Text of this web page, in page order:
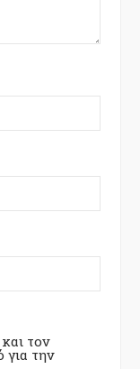
τον
για την